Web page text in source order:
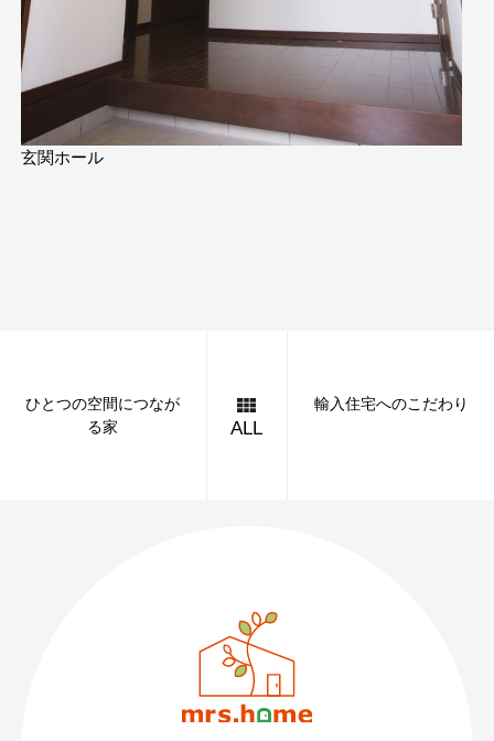
玄関ホール
ひとつの空間につなが
る家
ALL
輸入住宅へのこだわり
営業時間：月〜土 8:30 〜 17:30
日・祝 9:30 〜 17:30